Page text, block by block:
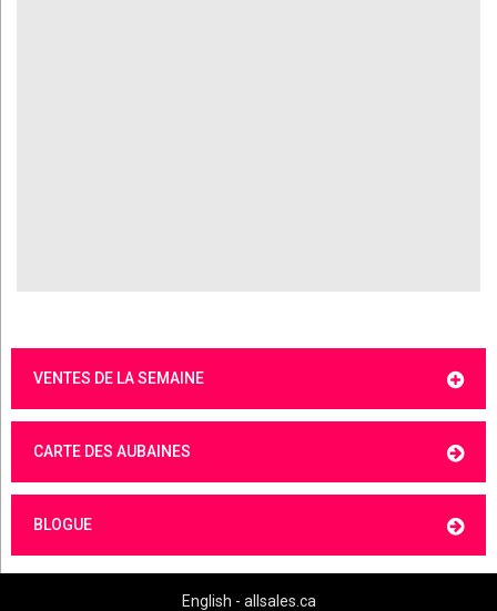
VENTES DE LA SEMAINE
CARTE DES AUBAINES
BLOGUE
English - allsales.ca